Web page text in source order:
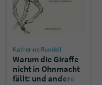
Katherine Rundell
Warum die Giraffe
nicht in Ohnmacht
fällt: und andere